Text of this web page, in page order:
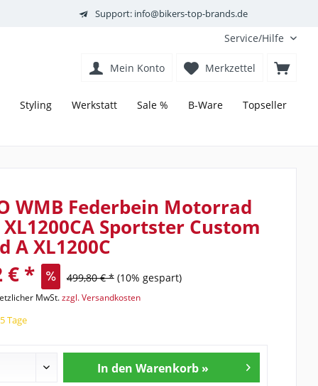
Support: info@bikers-top-brands.de
Service/Hilfe
Merkzettel
Mein Konto
Styling Werkstatt Sale % B-Ware Topseller
WMB Federbein Motorrad
Sportster Custom
A XL1200C
€ * 499,80 € * (10% gespart)
MwSt.zzgl. Versandkosten
Tage
In den Warenkorb »